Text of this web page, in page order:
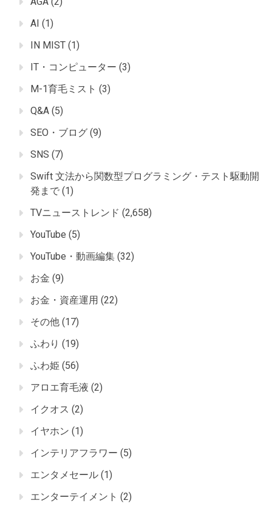
AI (1)
IN MIST (1)
IT・コンピューター (3)
M-1育毛ミスト (3)
Q&A (5)
SEO・ブログ (9)
SNS (7)
Swift 文法から関数型プログラミング・テスト駆動開
発まで (1)
TVニューストレンド (2,658)
YouTube (5)
YouTube・動画編集 (32)
お金 (9)
お金・資産運用 (22)
その他 (17)
ふわり (19)
ふわ姫 (56)
アロエ育毛液 (2)
イクオス (2)
イヤホン (1)
インテリアフラワー (5)
エンタメセール (1)
エンターテイメント (2)